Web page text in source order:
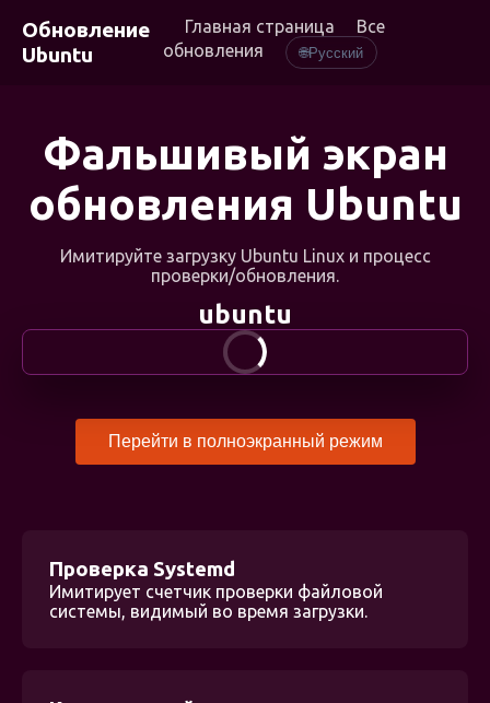
Обновление
Ubuntu
Главная страница
Все
обновления
🌐Русский
Фальшивый экран
обновления Ubuntu
Имитируйте загрузку Ubuntu Linux и процесс
проверки/обновления.
ubuntu
Перейти в полноэкранный режим
Проверка Systemd
Имитирует счетчик проверки файловой
системы, видимый во время загрузки.